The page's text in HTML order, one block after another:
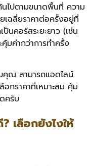
นไปตามขนาดพื้นที่ ความ
เฉลี่ยราคาต่อครั้งอยู่ที่
นคอร์สระยะยาว (เช่น
มค่ากว่าการทำครั้ง
คุณ สามารถแอดไลน์
กราคาที่เหมาะสม คุ้ม
ครับ
เลือกยังไงให้